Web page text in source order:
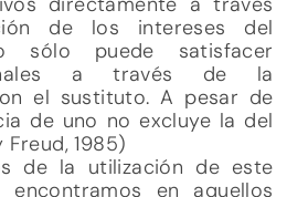
de los intereses del
sólo puede satisfacer
a través de la
el sustituto. A pesar de
de uno no excluye la del
1985)
de la utilización de este
encontramos en aquellos